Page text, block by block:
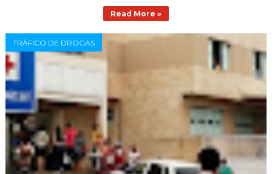
Read More »
TRÁFICO DE DROGAS